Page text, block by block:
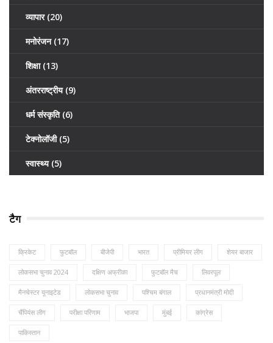
व्यापार (20)
मनोरंजन (17)
शिक्षा (13)
अंतरराष्ट्रीय (9)
धर्म संस्कृति (6)
टेक्नोलॉजी (5)
स्वास्थ्य (5)
टैग
क्रिकेट फुटबॉल बीजेपी भारत प्रीमियर लीग शेयर बाजार
लोकसभा चुनाव 2024 दक्षिण अफ्रीका फुटबॉल मैच लिवरपूल
मैनचेस्टर यूनाइटेड लोकसभा चुनाव पश्चिम बंगाल प्रधानमंत्री मोदी
चैंपियंस लीग परीक्षा परिणाम भाजपा मुंबई कांग्रेस
पाकिस्तान